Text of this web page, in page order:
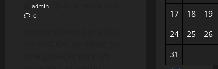
admin
0
17
18
19
24
25
26
31